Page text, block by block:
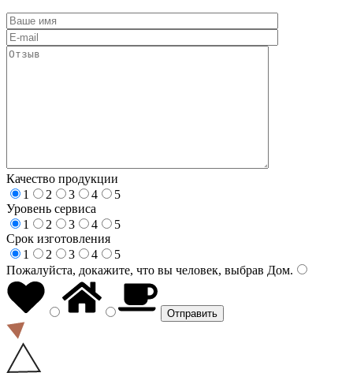
Качество продукции
1
2 3 4
5
Уровень сервиса
1
2 3 4
5
Срок изготовления
1
2 3 4
5
Пожалуйста, докажите, что вы человек, выбрав Дом.